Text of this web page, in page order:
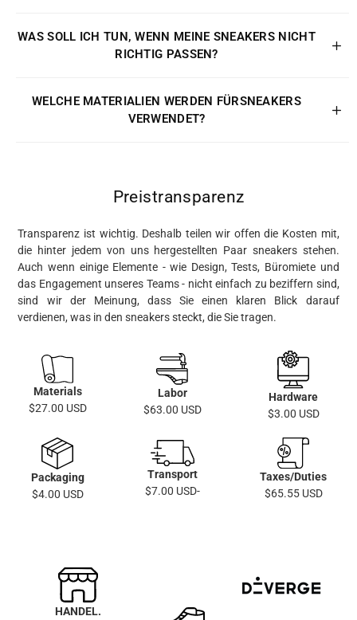
WAS SOLL ICH TUN, WENN MEINE SNEAKERS NICHT
RICHTIG PASSEN?
WELCHE MATERIALIEN WERDEN FÜRSNEAKERS
VERWENDET?
Preistransparenz
Transparenz ist wichtig. Deshalb teilen wir offen die Kosten mit,
die hinter jedem von uns hergestellten Paar sneakers stehen.
Auch wenn einige Elemente - wie Design, Tests, Büromiete und
das Engagement unseres Teams - nicht einfach zu beziffern sind,
sind wir der Meinung, dass Sie einen klaren Blick darauf
verdienen, was in den sneakers steckt, die Sie tragen.
Materials
$27.00 USD
Labor
$63.00 USD
Hardware
$3.00 USD
Packaging
$4.00 USD
Transport
$7.00 USD-
Taxes/Duties
$65.55 USD
HANDEL.